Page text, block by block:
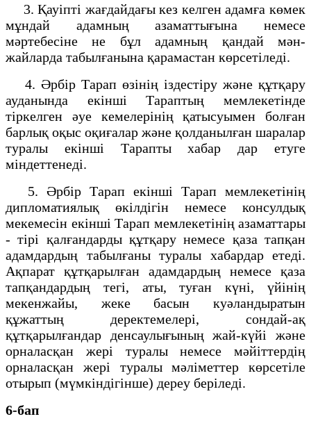
3. Қауіпті жағдайдағы кез келген адамға көмек
мұндай адамның азаматтығына немесе
мәртебесіне не бұл адамның қандай мән-
жайларда табылғанына қарамастан көрсетіледі.
4. Әрбір Тарап өзінің іздестіру және құтқару
ауданында екінші Тараптың мемлекетінде
тіркелген әуе кемелерінің қатысуымен болған
барлық оқыс оқиғалар және қолданылған шаралар
туралы екінші Тарапты хабар дар етуге
міндеттенеді.
5. Әрбір Тарап екінші Тарап мемлекетінің
дипломатиялық өкілдігін немесе консулдық
мекемесін екінші Тарап мемлекетінің азаматтары
- тірі қалғандарды құтқару немесе қаза тапқан
адамдардың табылғаны туралы хабардар етеді.
Ақпарат құтқарылған адамдардың немесе қаза
тапқандардың тегі, аты, туған күні, үйінің
мекенжайы, жеке басын куәландыратын
құжаттың деректемелері, сондай-ақ
құтқарылғандар денсаулығының жай-күйі және
орналасқан жері туралы немесе мәйіттердің
орналасқан жері туралы мәліметтер көрсетіле
отырып (мүмкіндігінше) дереу беріледі.
6-бап